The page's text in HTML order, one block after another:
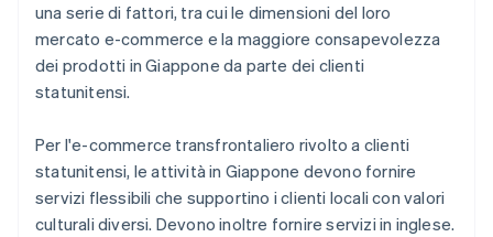
una serie di fattori, tra cui le dimensioni del loro
mercato e-commerce e la maggiore consapevolezza
dei prodotti in Giappone da parte dei clienti
statunitensi.
Per l'e-commerce transfrontaliero rivolto a clienti
statunitensi, le attività in Giappone devono fornire
servizi flessibili che supportino i clienti locali con valori
culturali diversi. Devono inoltre fornire servizi in inglese.